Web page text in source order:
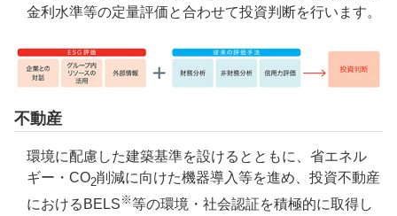
金利水準等の定量評価と合わせて投資判断を行います。
不動産
環境に配慮した建築基準を設けるとともに、省エネル
ギー・CO2削減に向けた機器導入等を進め、投資不動産
におけるBELS ※等の環境・社会認証を積極的に取得し